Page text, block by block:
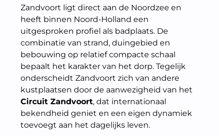
Zandvoort ligt direct aan de Noordzee en
heeft binnen Noord-Holland een
uitgesproken profiel als badplaats. De
combinatie van strand, duingebied en
bebouwing op relatief compacte schaal
bepaalt het karakter van het dorp. Tegelijk
onderscheidt Zandvoort zich van andere
kustplaatsen door de aanwezigheid van het
Circuit Zandvoort, dat internationaal
bekendheid geniet en een eigen dynamiek
toevoegt aan het dagelijks leven.